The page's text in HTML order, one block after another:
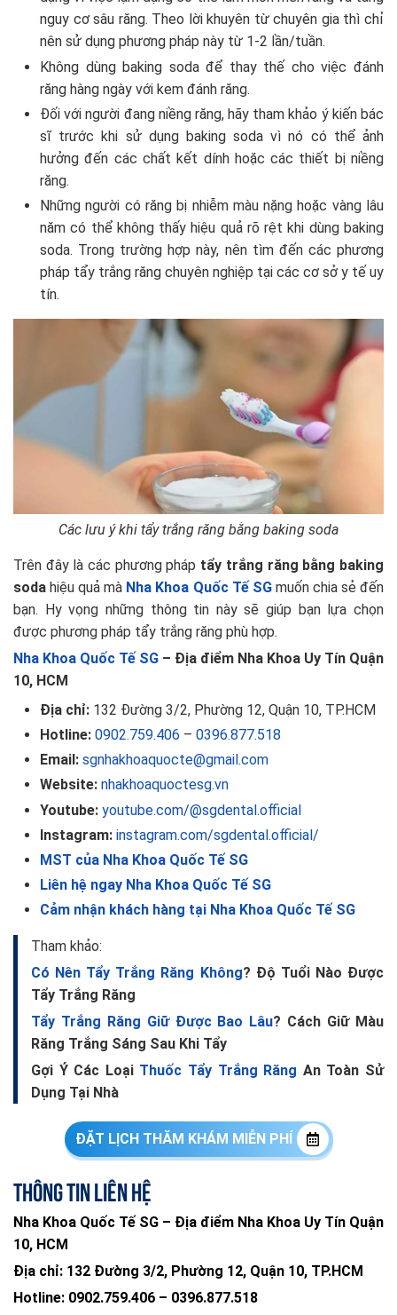
nguy cơ sâu răng. Theo lời khuyên từ chuyên gia thì chỉ
nên sử dụng phương pháp này từ 1-2 lần/tuần.
Không dùng baking soda để thay thế cho việc đánh
răng hàng ngày với kem đánh răng.
Đối với người đang niềng răng, hãy tham khảo ý kiến bác
sĩ trước khi sử dụng baking soda vì nó có thể ảnh
hưởng đến các chất kết dính hoặc các thiết bị niềng
răng.
Những người có răng bị nhiễm màu nặng hoặc vàng lâu
năm có thể không thấy hiệu quả rõ rệt khi dùng baking
soda. Trong trường hợp này, nên tìm đến các phương
pháp tẩy trắng răng chuyên nghiệp tại các cơ sở y tế uy
tín.
Các lưu ý khi tẩy trắng răng bằng baking soda
Trên đây là các phương pháp tẩy trắng răng bằng baking
soda hiệu quả mà Nha Khoa Quốc Tế SGmuốn chia sẻ đến
bạn. Hy vọng những thông tin này sẽ giúp bạn lựa chọn
được phương pháp tẩy trắng răng phù hợp.
Nha Khoa Quốc Tế SG – Địa điểm Nha Khoa Uy Tín Quận
10, HCM
Địa chỉ: 132 Đường 3/2, Phường 12, Quận 10, TP.HCM
Hotline: 0902.759.406 – 0396.877.518
Email: sgnhakhoaquocte@gmail.com
Website: nhakhoaquoctesg.vn
Youtube: youtube.com/@sgdental.official
Instagram: instagram.com/sgdental.official/
MST của Nha Khoa Quốc Tế SG
Liên hệ ngay Nha Khoa Quốc Tế SG
Cảm nhận khách hàng tại Nha Khoa Quốc Tế SG
Tham khảo:
Có Nên Tẩy Trắng Răng Không? Độ Tuổi Nào Được
Tẩy Trắng Răng
Tẩy Trắng Răng Giữ Được Bao Lâu? Cách Giữ Màu
Răng Trắng Sáng Sau Khi Tẩy
Gợi Ý Các Loại Thuốc Tẩy Trắng Răng An Toàn Sử
Dụng Tại Nhà
ĐẶT LỊCH THĂM KHÁM MIỄN PHÍ
Thông tin liên hệ
Nha Khoa Quốc Tế SG – Địa điểm Nha Khoa Uy Tín Quận
10, HCM
Địa chỉ: 132 Đường 3/2, Phường 12, Quận 10, TP.HCM
Hotline: 0902.759.406 – 0396.877.518